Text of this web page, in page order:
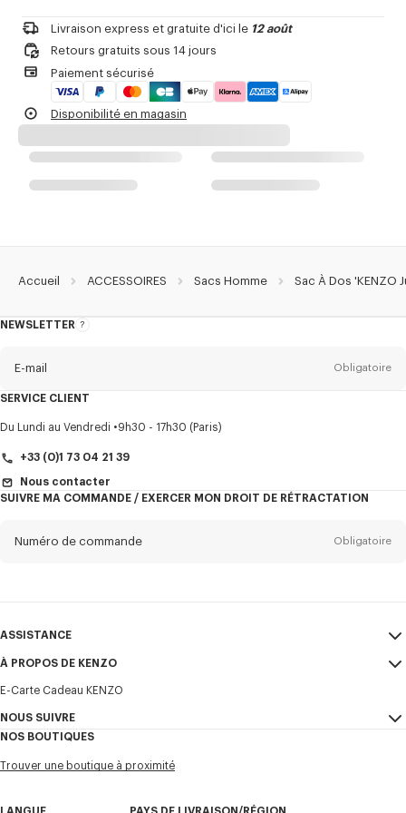
1 poche extérieure avec fermeture zippée.
4 badges détachables.
Pièces métalliques en PVD noir mat.
Monogramme sur le Velcro.
Tirettes de fermeture éclair signées KENZO.
Doublure en monogramme jacquard.
Référence Du Produit : FF55SA203F20.99.TU
Repassage interdit
Séchage interdit en tambour
Lavage interdit
Pas de nettoyage à l'eau
Livraison express et gratuite d'ici le 12 août
Retours gratuits sous 14 jours
Paiement sécurisé
Disponibilité en magasin
Accueil ACCESSOIRES Sacs Homme Sac À Dos 'KENZO
NEWSLETTER
A
E-mail Obligatoire
Titre Obligatoire
évènements KENZO, qui peuvent être personnalisés, notamment sur les
réseaux sociaux et autres plateformes. Des pixels de suivi sont intégrés
des contenus adaptés. (Je peux me désinscrire à tout moment) :
SERVICE CLIENT
Du Lundi au Vendredi 9h30 - 17h30 (Paris)
+33 (0)1 73 04 21 39
Nous contacter
SUIVRE MA COMMANDE / EXERCER MON DROIT DE RÉTRACTATION
Numéro de commande Obligatoire
ASSISTANCE
Mon compte
Guide des tailles
FAQ
À PROPOS DE KENZO
CGV
Mentions Légales et CGU
Confidentialité
Cookie Settings
E-Carte Cadeau KENZO
NOUS SUIVRE
Youtube
NOS BOUTIQUES
Trouver une boutique à proximité